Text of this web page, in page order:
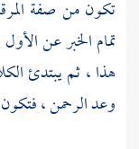
تكون من صفة
تمام الخبر عن
هذا ، ثم يبتدئ
وعد الرحمن ،